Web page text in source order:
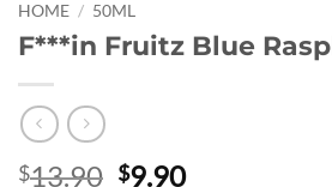
HOME / 50ML
F***in Fruitz Blue
$13.90 Original
$9.90Current